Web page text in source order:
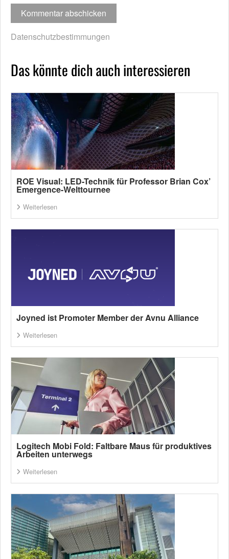
Datenschutzbestimmungen
Das könnte dich auch interessieren
ROE Visual: LED-Technik für Professor Brian Cox’
Emergence-Welttournee
Weiterlesen
Joyned ist Promoter Member der Avnu Alliance
Weiterlesen
Logitech Mobi Fold: Faltbare Maus für produktives
Arbeiten unterwegs
Weiterlesen